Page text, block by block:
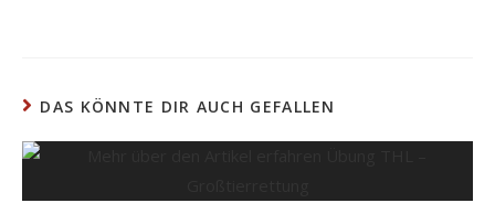
DAS KÖNNTE DIR AUCH GEFALLEN